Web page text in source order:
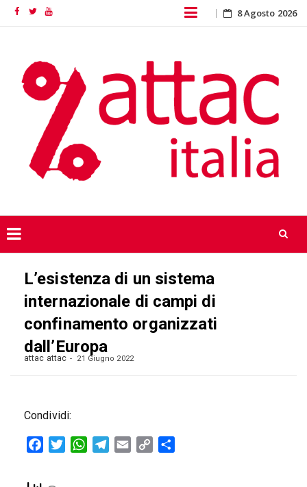
FacebookTwitterYouTube Skip
content
8 Agosto 2026
L’esistenza di un sistema
internazionale di campi di
confinamento organizzati
dall’Europa
attac attac 21 Giugno 2022
Condividi:
FacebookTwitterWhatsAppTelegram
Email
Copy